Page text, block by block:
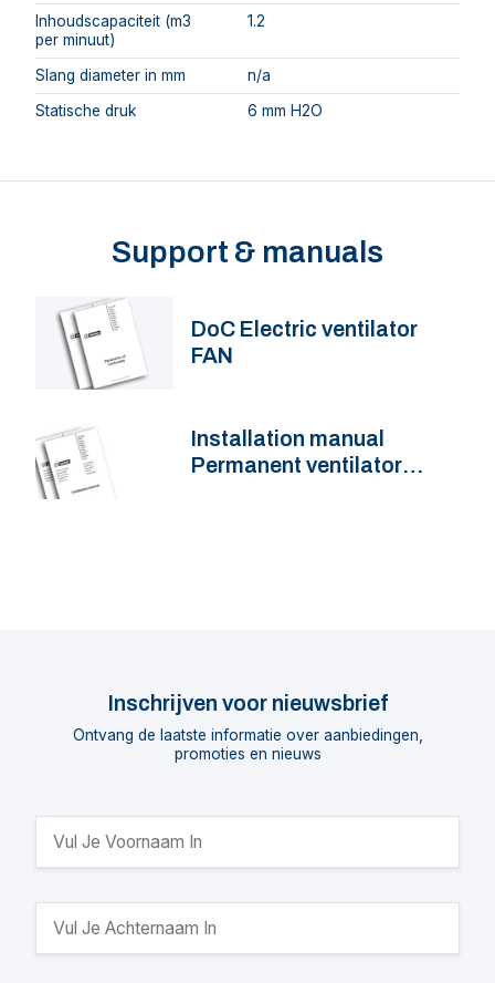
Inhoudscapaciteit (m3
per minuut)
1.2
Slang diameter in mm
n/a
Statische druk
6 mm H2O
Support & manuals
DoC Electric ventilator
FAN
Installation manual
Permanent ventilator
Inschrijven voor nieuwsbrief
Ontvang de laatste informatie over aanbiedingen,
promoties en nieuws